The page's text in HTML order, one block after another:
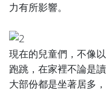
力有所影響。
現在的兒童們，不像
跑跳，在家裡不論是
大部份都是坐著居多